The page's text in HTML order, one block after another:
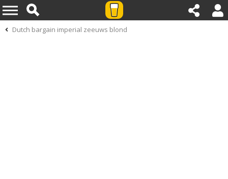
Dutch bargain imperial zeeuws blond